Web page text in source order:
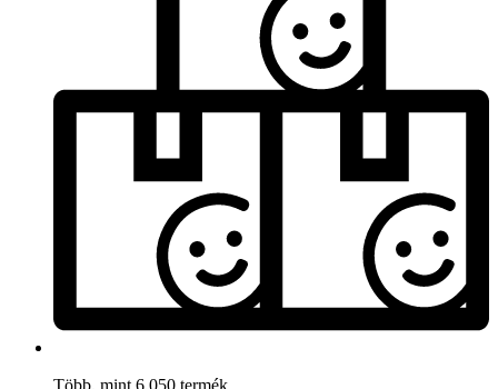
Több, mint 6.050 termék